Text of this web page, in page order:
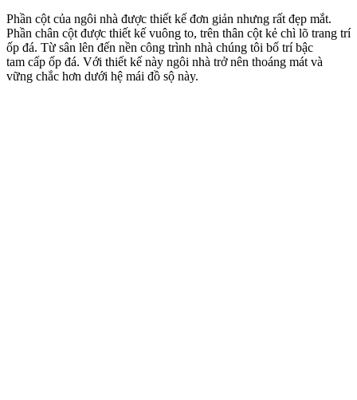
Phần cột của ngôi nhà được thiết kế đơn giản nhưng rất đẹp mắt.
Phần chân cột được thiết kế vuông to, trên thân cột kẻ chì lõ trang trí
ốp đá. Từ sân lên đến nền công trình nhà chúng tôi bố trí bậc
tam cấp ốp đá. Với thiết kế này ngôi nhà trở nên thoáng mát và
vững chắc hơn dưới hệ mái đồ sộ này.​